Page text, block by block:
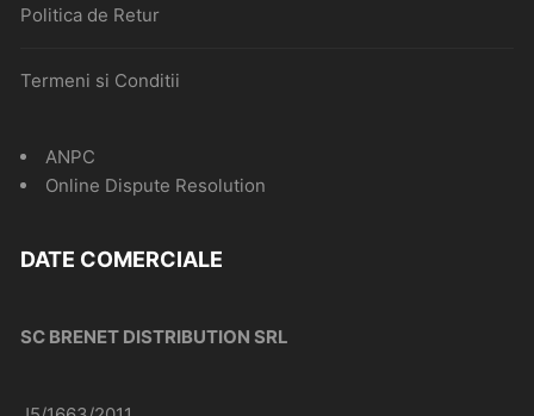
Politica de Retur
Termeni si Conditii
ANPC
Online Dispute Resolution
DATE COMERCIALE
SC BRENET DISTRIBUTION SRL